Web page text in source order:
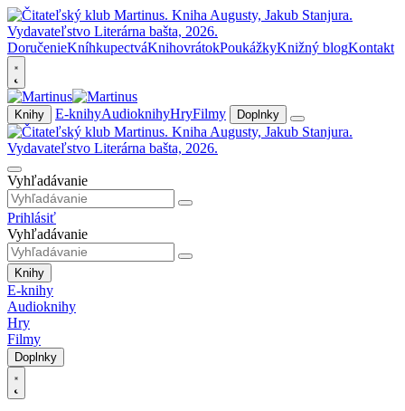
DoručenieKníhkupectváKnihovrátokPoukážkyKnižný blogKontakt
Knihy E-knihyAudioknihyHryFilmy Doplnky
Vyhľadávanie
Prihlásiť
Vyhľadávanie
Knihy
E-knihy
Audioknihy
Hry
Filmy
Doplnky